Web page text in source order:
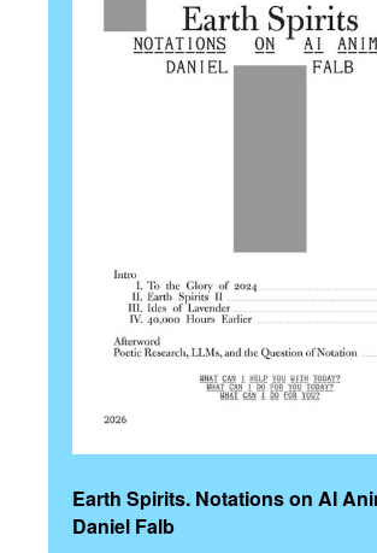
Earth Spirits. Notations on AI
Daniel Falb